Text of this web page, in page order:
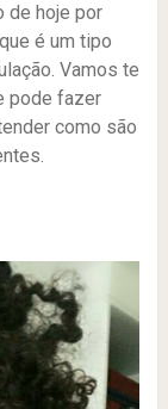
de hoje por
é um tipo
Vamos te
pode fazer
como são